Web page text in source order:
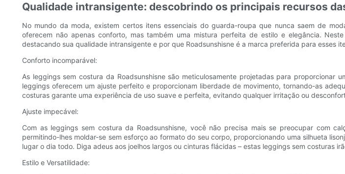
Qualidade intransigente: descobrindo os principais recursos
No mundo da moda, existem certos itens essenciais do guarda-roupa que nunca saem de
oferecem não apenas conforto, mas também uma mistura perfeita de estilo e elegância.
destacando sua qualidade intransigente e por que Roadsunshisne é a marca preferida para esses
Conforto incomparável:
As leggings sem costura da Roadsunshisne são meticulosamente projetadas para
leggings oferecem um ajuste perfeito e proporcionam liberdade de movimento, tornando-as
costuras garante uma experiência de uso suave e perfeita, evitando qualquer irritação ou
Ajuste impecável:
Com as leggings sem costura da Roadsunshisne, você não precisa mais se preocupar com
permitindo-lhes moldar-se sem esforço ao formato do seu corpo, proporcionando uma silhueta
lugar o dia todo. Diga adeus aos joelhos largos ou cinturas flácidas – estas leggings sem costuras
Estilo e Versatilidade: